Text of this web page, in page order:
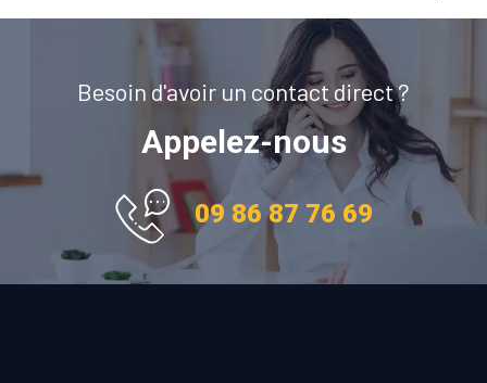
Besoin d'avoir un contact direct ?
Appelez-nous
09 86 87 76 69